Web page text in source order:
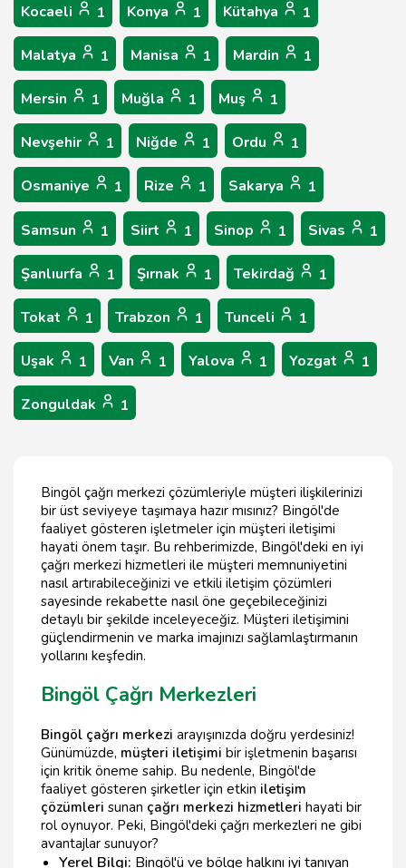
Kocaeli 1 Konya 1 Kütahya 1
Malatya 1 Manisa 1 Mardin 1
Mersin 1 Muğla 1 Muş 1
Nevşehir 1 Niğde 1 Ordu 1
Osmaniye 1 Rize 1 Sakarya 1
Samsun 1 Siirt 1 Sinop 1 Sivas 1
Şanlıurfa 1 Şırnak 1 Tekirdağ 1
Tokat 1 Trabzon 1 Tunceli 1
Uşak 1 Van 1 Yalova 1 Yozgat 1
Zonguldak 1
Bingöl çağrı merkezi çözümleriyle müşteri ilişkilerinizi
bir üst seviyeye taşımaya hazır mısınız? Bingöl'de
faaliyet gösteren işletmeler için müşteri iletişimi
hayati önem taşır. Bu rehberimizde, Bingöl'deki en iyi
çağrı merkezi hizmetleri ile müşteri memnuniyetini
nasıl artırabileceğinizi ve etkili iletişim çözümleri
sayesinde rekabette nasıl öne geçebileceğinizi
detaylı bir şekilde inceleyeceğiz. Müşteri iletişimini
güçlendirmenin ve marka imajınızı sağlamlaştırmanın
yollarını keşfedin.
Bingöl Çağrı Merkezleri
Bingöl çağrı merkezi arayışınızda doğru yerdesiniz!
Günümüzde, müşteri iletişimi bir işletmenin başarısı
için kritik öneme sahip. Bu nedenle, Bingöl'de
faaliyet gösteren şirketler için etkin iletişim
çözümleri sunan çağrı merkezi hizmetleri hayati bir
rol oynuyor. Peki, Bingöl'deki çağrı merkezleri ne gibi
avantajlar sunuyor?
Yerel Bilgi: Bingöl'ü ve bölge halkını iyi tanıyan